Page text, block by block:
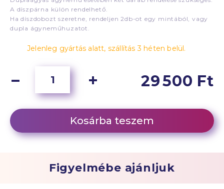
A díszpárna külön rendelhető.
Ha díszdobozt szeretne, rendeljen 2db-ot egy mintából, vagy
dupla ágyneműhuzatot.
Jelenleg gyártás alatt, szállítás 3 héten belül.
29 500 Ft
Kosárba teszem
Figyelmébe ajánljuk